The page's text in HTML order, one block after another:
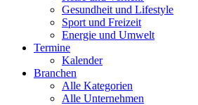
Gesundheit und Lifestyle
Sport und Freizeit
Energie und Umwelt
Termine
Kalender
Branchen
Alle Kategorien
Alle Unternehmen